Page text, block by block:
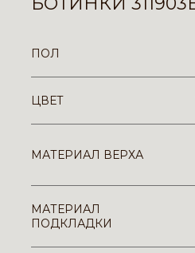
ПОЛ
ЦВЕТ
МАТЕРИАЛ ВЕРХА
МАТЕРИАЛ
ПОДКЛАДКИ